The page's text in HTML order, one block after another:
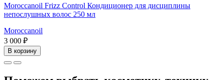
Moroccanoil Frizz Control Кондиционер для дисциплины
непослушных волос 250 мл
Moroccanoil
3 000 ₽
В корзину